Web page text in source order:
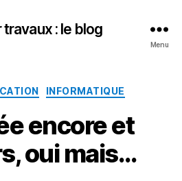
travaux : le blog
Menu
Catégories
INFORMATIQUE
encore et
oui mais…